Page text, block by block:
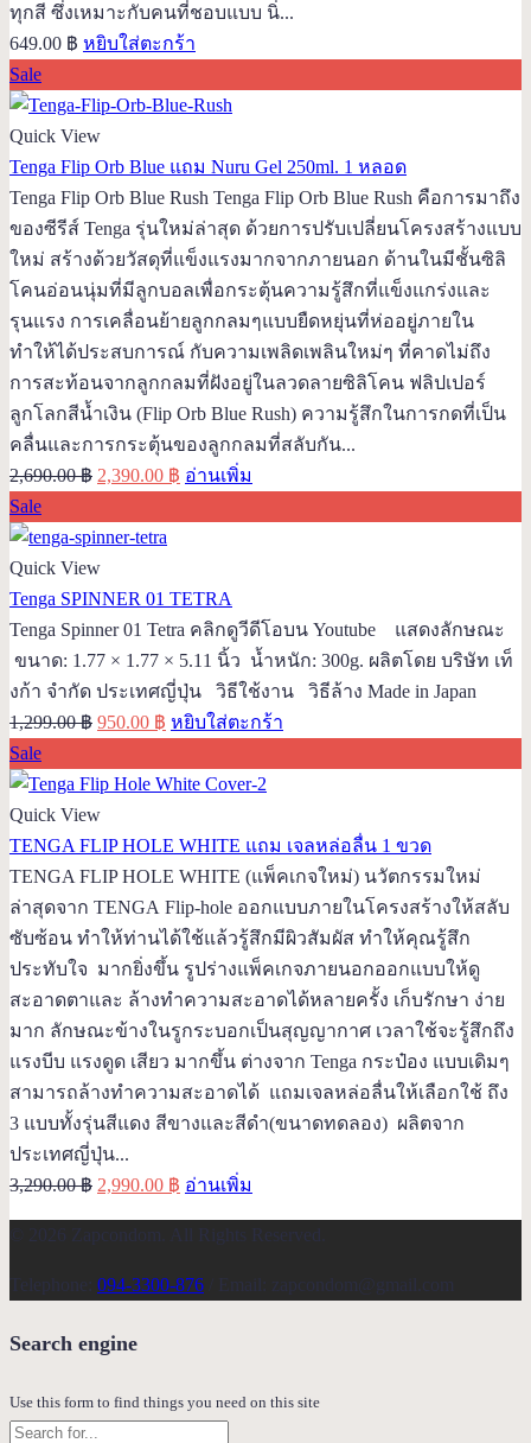
ทุกสี ซึ่งเหมาะกับคนที่ชอบแบบ นิ่...
649.00 ฿ หยิบใส่ตะกร้า
Sale
Quick View
Tenga Flip Orb Blue แถม Nuru Gel 250ml. 1 หลอด
Tenga Flip Orb Blue Rush Tenga Flip Orb Blue Rush คือการมาถึง
ของซีรีส์ Tenga รุ่นใหม่ล่าสุด ด้วยการปรับเปลี่ยนโครงสร้างแบบ
ใหม่ สร้างด้วยวัสดุที่แข็งแรงมากจากภายนอก ด้านในมีชั้นซิลิ
โคนอ่อนนุ่มที่มีลูกบอลเพื่อกระตุ้นความรู้สึกที่แข็งแกร่งและ
รุนแรง การเคลื่อนย้ายลูกกลมๆแบบยืดหยุ่นที่ห่ออยู่ภายใน
ทำให้ได้ประสบการณ์ กับความเพลิดเพลินใหม่ๆ ที่คาดไม่ถึง
การสะท้อนจากลูกกลมที่ฝังอยู่ในลวดลายซิลิโคน ฟลิปเปอร์
ลูกโลกสีน้ำเงิน (Flip Orb Blue Rush) ความรู้สึกในการกดที่เป็น
คลื่นและการกระตุ้นของลูกกลมที่สลับกัน...
2,690.00฿ Original
was:
2,690.00 ฿.
2,390.00 ฿ Current
อ่านเพิ่ม
Sale
Quick View
Tenga SPINNER 01 TETRA
Tenga Spinner 01 Tetra คลิกดูวีดีโอบน Youtube แสดงลักษณะ
ขนาด: 1.77 × 1.77 × 5.11 นิ้ว น้ำหนัก: 300g. ผลิตโดย บริษัท เท็
งก้า จำกัด ประเทศญี่ปุ่น วิธีใช้งาน วิธีล้าง Made in Japan
1,299.00฿ Original
was:
1,299.00 ฿.
950.00 ฿ Current
is:
หยิบใส่ตะกร้า
Sale
Quick View
TENGA FLIP HOLE WHITE แถม เจลหล่อลื่น 1 ขวด
TENGA FLIP HOLE WHITE (แพ็คเกจใหม่) นวัตกรรมใหม่
ล่าสุดจาก TENGA Flip-hole ออกแบบภายในโครงสร้างให้สลับ
ซับซ้อน ทำให้ท่านได้ใช้แล้วรู้สึกมีผิวสัมผัส ทำให้คุณรู้สึก
ประทับใจ มากยิ่งขึ้น รูปร่างแพ็คเกจภายนอกออกแบบให้ดู
สะอาดตาและ ล้างทำความสะอาดได้หลายครั้ง เก็บรักษา ง่าย
มาก ลักษณะข้างในรูกระบอกเป็นสุญญากาศ เวลาใช้จะรู้สึกถึง
แรงบีบ แรงดูด เสียว มากขึ้น ต่างจาก Tenga กระป๋อง แบบเดิมๆ
สามารถล้างทำความสะอาดได้ แถมเจลหล่อลื่นให้เลือกใช้ ถึง
3 แบบทั้งรุ่นสีแดง สีขางและสีดำ(ขนาดทดลอง) ผลิตจาก
ประเทศญี่ปุ่น...
3,290.00฿ Original
was:
3,290.00 ฿.
2,990.00 ฿ Current
is:
2,990.00 ฿.
อ่านเพิ่ม
© 2026 Zapcondom. All Rights Reserved.
Telephone: 094-3300-876 / Email: zapcondom@gmail.com
Search engine
Use this form to find things you need on this site